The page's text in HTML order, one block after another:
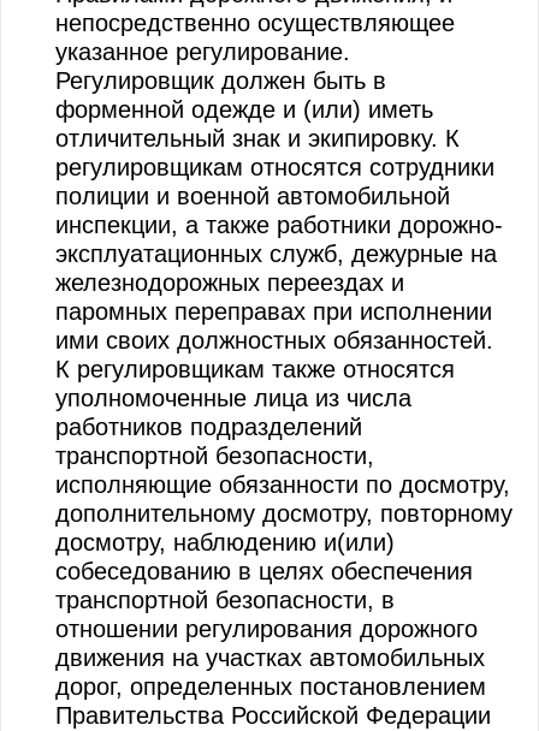
непосредственно осуществляющее
указанное регулирование.
Регулировщик должен быть в
форменной одежде и (или) иметь
отличительный знак и экипировку. К
регулировщикам относятся сотрудники
полиции и военной автомобильной
инспекции, а также работники дорожно-
эксплуатационных служб, дежурные на
железнодорожных переездах и
паромных переправах при исполнении
ими своих должностных обязанностей.
К регулировщикам также относятся
уполномоченные лица из числа
работников подразделений
транспортной безопасности,
исполняющие обязанности по досмотру,
дополнительному досмотру, повторному
досмотру, наблюдению и(или)
собеседованию в целях обеспечения
транспортной безопасности, в
отношении регулирования дорожного
движения на участках автомобильных
дорог, определенных постановлением
Правительства Российской Федерации